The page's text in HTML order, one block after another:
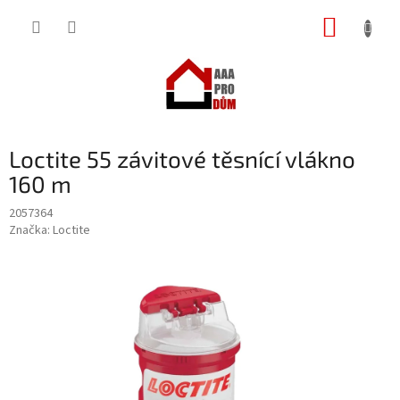
Loctite 55 závitové těsnící vlákno
160 m
2057364
Značka: Loctite